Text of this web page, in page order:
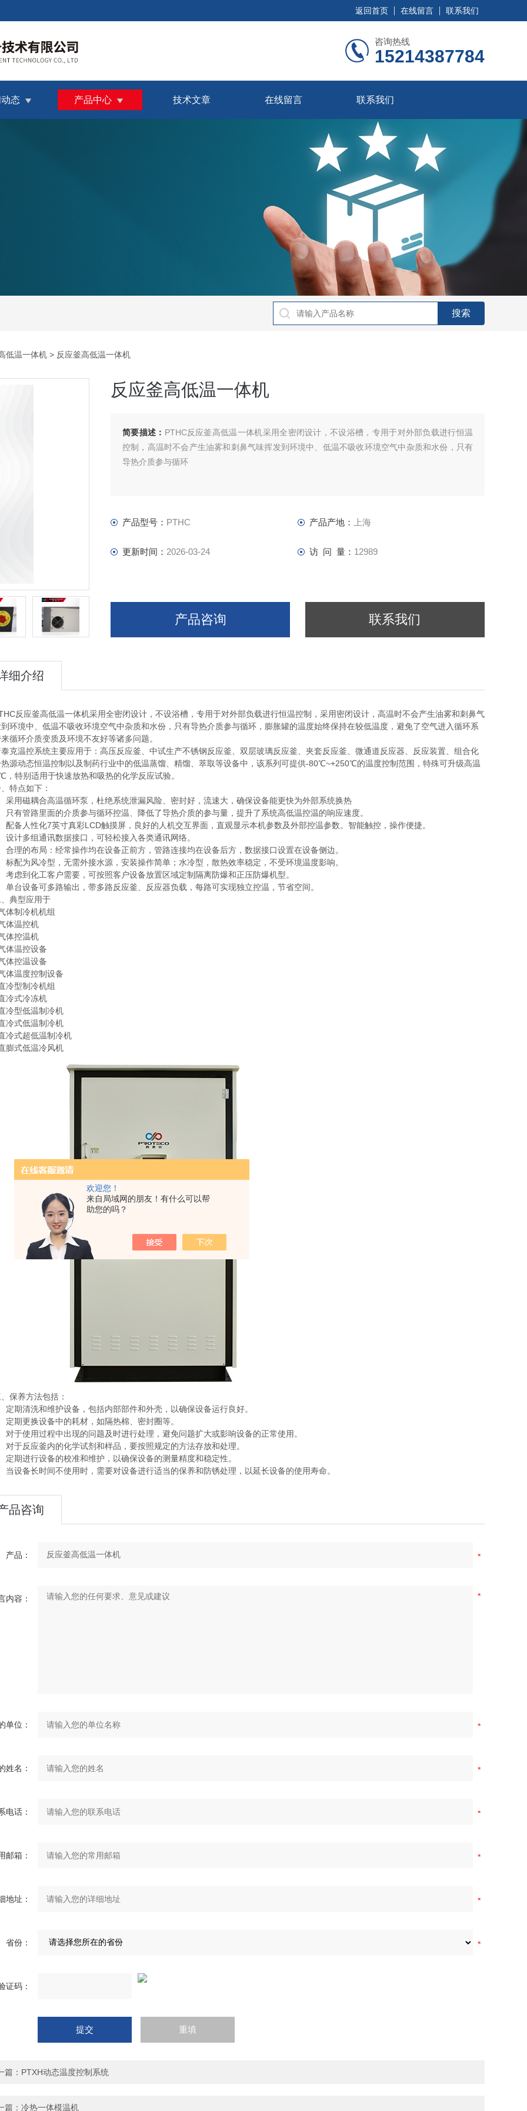
欢迎您！
来自局域网的朋友！有什么可以帮
助您的吗？
返回首页 在线留言 联系我们
咨询热线
15214387784
态 产品中心 技术文章 在线留言 联系我们
低温一体机 > 反应釜高低温一体机
反应釜高低温一体机
简要描述： PTHC反应釜高低温一体机采用全密闭设计，不设浴槽，专用于对外部负载进行恒温
控制，高温时不会产生油雾和刺鼻气味挥发到环境中、低温不吸收环境空气中杂质和水份，只有
导热介质参与循环
产品型号： PTHC 产品产地： 上海
更新时间： 2026-03-24 访 问 量： 12989
产品咨询 联系我们
细介绍
反应釜高低温一体机采用全密闭设计，不设浴槽，专用于对外部负载进行恒温控制，采用密闭设计，高温时不会产生油雾和刺鼻气
环境中、低温不吸收环境空气中杂质和水份，只有导热介质参与循环，膨胀罐的温度始终保持在较低温度，避免了空气进入循环系
循环介质变质及环境不友好等诸多问题。
温控系统主要应用于：高压反应釜、中试生产不锈钢反应釜、双层玻璃反应釜、夹套反应釜、微通道反应器、反应装置、组合化
源动态恒温控制以及制药行业中的低温蒸馏、精馏、萃取等设备中，该系列可提供-80℃~+250℃的温度控制范围，特殊可升级高温
，特别适用于快速放热和吸热的化学反应试验。
点如下：
用磁耦合高温循环泵，杜绝系统泄漏风险、密封好，流速大，确保设备能更快为外部系统换热
有管路里面的介质参与循环控温、降低了导热介质的参与量，提升了系统高低温控温的响应速度。
备人性化7英寸真彩LCD触摸屏，良好的人机交互界面，直观显示本机参数及外部控温参数。智能触控，操作便捷。
计多组通讯数据接口，可轻松接入各类通讯网络。
理的布局：经常操作均在设备正前方，管路连接均在设备后方，数据接口设置在设备侧边。
配为风冷型，无需外接水源，安装操作简单；水冷型，散热效率稳定，不受环境温度影响。
虑到化工客户需要，可按照客户设备放置区域定制隔离防爆和正压防爆机型。
台设备可多路输出，带多路反应釜、反应器负载，每路可实现独立控温，节省空间。
型应用于
制冷机机组
温控机
控温机
温控设备
控温设备
度控制设备
型制冷机组
式冷冻机
低温制冷机
低温制冷机
超低温制冷机
低温冷风机
养方法包括：
期清洗和维护设备，包括内部部件和外壳，以确保设备运行良好。
期更换设备中的耗材，如隔热棉、密封圈等。
于使用过程中出现的问题及时进行处理，避免问题扩大或影响设备的正常使用。
于反应釜内的化学试剂和样品，要按照规定的方法存放和处理。
期进行设备的校准和维护，以确保设备的测量精度和稳定性。
设备长时间不使用时，需要对设备进行适当的保养和防锈处理，以延长设备的使用寿命。
品咨询
产品：
内容：
单位：
姓名：
电话：
邮箱：
地址：
省份：
证码：
篇： PTXH动态温度控制系统
篇： 冷热一体模温机